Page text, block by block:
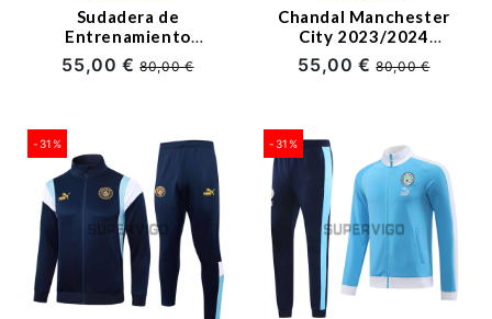
Sudadera de
Entrenamiento
Manchester City
2023/2024 Kit Verde
55,00 €80,00 €
Chandal Manchester
City 2023/2024
Gris/Rojo
55,00 €80,00 €
-31% -31%